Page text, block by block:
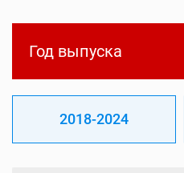
Год выпуска
2018-2024